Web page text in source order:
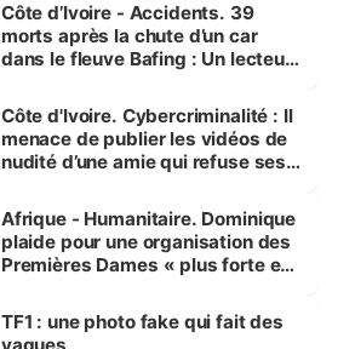
Côte d’Ivoire - Accidents. 39
morts après la chute d’un car
dans le fleuve Bafing : Un lecteur
des Transports
Côte d'Ivoire. Cybercriminalité : Il
menace de publier les vidéos de
nudité d’une amie qui refuse ses
Afrique - Humanitaire. Dominique
plaide pour une organisation des
Premières Dames « plus forte et
sur la scène internationale »
TF1 : une photo fake qui fait des